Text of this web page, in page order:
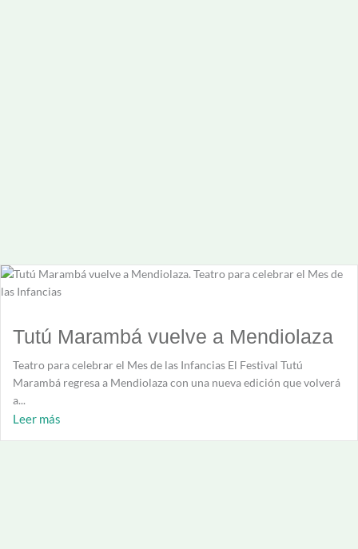
Tutú Marambá vuelve a Mendiolaza
Teatro para celebrar el Mes de las Infancias El Festival Tutú
Marambá regresa a Mendiolaza con una nueva edición que volverá
a...
Leer más